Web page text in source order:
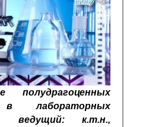
полудрагоценных
лабораторных
ведущий: к.т.н.,